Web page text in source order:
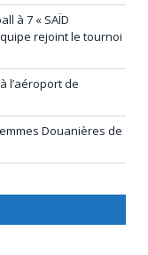
à 7 « SAÏD
rejoint le tournoi
l’aéroport de
Douanières de